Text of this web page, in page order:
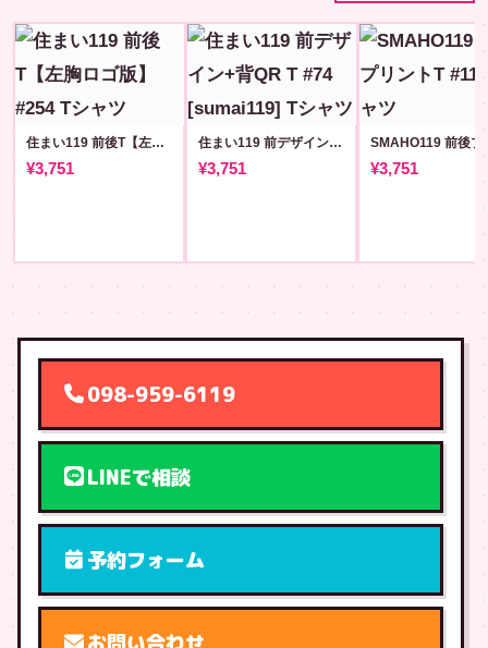
住まい119 前後T【左胸ロゴ版】#254
¥3,751
住まい119 前デザイン+背QR T #74 [sumai119]
¥3,751 ¥3,751
098-959-6119
LINEで相談
予約フォーム